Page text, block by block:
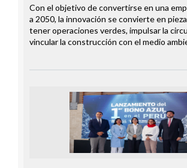
Con el objetivo de convertirse en una
a 2050, la innovación se convierte en
tener operaciones verdes, impulsar la
vincular la construcción con el medio